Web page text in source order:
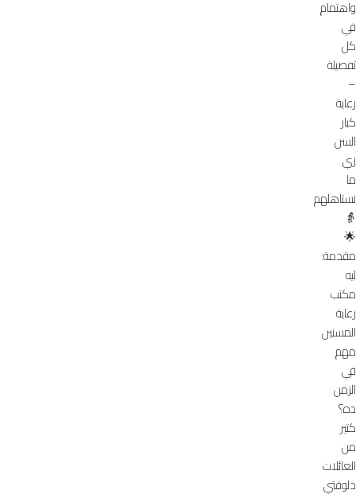
واهتمام
في
كل
تفصيلة
–
رعاية
كبار
السن
زي
ما
نستاهلهم
👵
🌟
مقدمة:
ليه
مكتب
رعاية
المسنين
مهم
في
الزمن
ده؟
كتير
من
العائلات
دلوقتي